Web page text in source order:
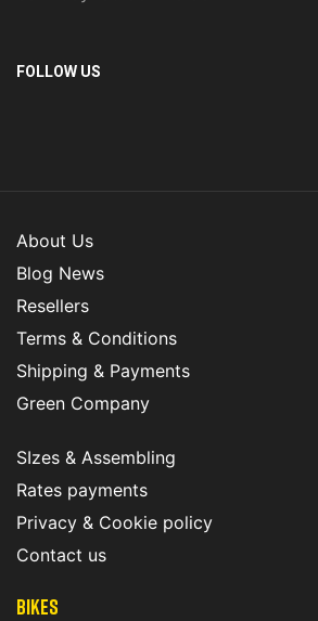
FOLLOW US
About Us
Blog News
Resellers
Terms & Conditions
Shipping & Payments
Green Company
SIzes & Assembling
Rates payments
Privacy & Cookie policy
Contact us
Bikes